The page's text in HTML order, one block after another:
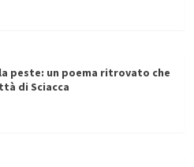
peste: un poema ritrovato che
di Sciacca